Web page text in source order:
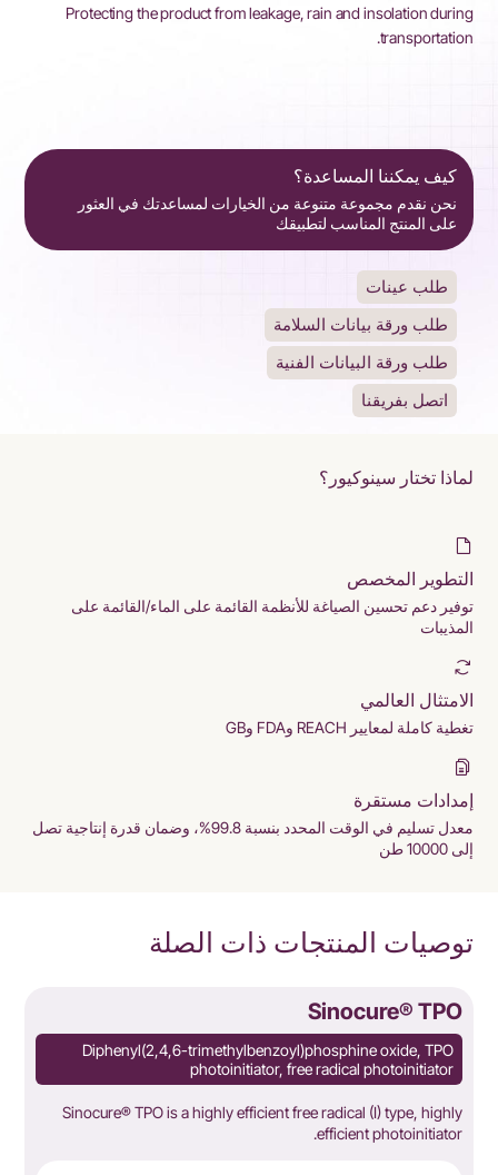
Protecting the product from leakage, rain and insolation during
transportation.
كيف يمكننا المساعدة؟
نحن نقدم مجموعة متنوعة من الخيارات لمساعدتك في العثور
على المنتج المناسب لتطبيقك
طلب عينات
طلب ورقة بيانات السلامة
طلب ورقة البيانات الفنية
اتصل بفريقنا
لماذا تختار سينوكيور؟
التطوير المخصص
توفير دعم تحسين الصياغة للأنظمة القائمة على الماء/القائمة على
المذيبات
الامتثال العالمي
تغطية كاملة لمعايير REACH وFDA وGB
إمدادات مستقرة
معدل تسليم في الوقت المحدد بنسبة 99.8%، وضمان قدرة إنتاجية تصل
إلى 10000 طن
توصيات المنتجات ذات الصلة
Sinocure® TPO
Diphenyl(2,4,6-trimethylbenzoyl)phosphine oxide, TPO
photoinitiator, free radical photoinitiator
Sinocure® TPO is a highly efficient free radical (I) type, highly
efficient photoinitiator.